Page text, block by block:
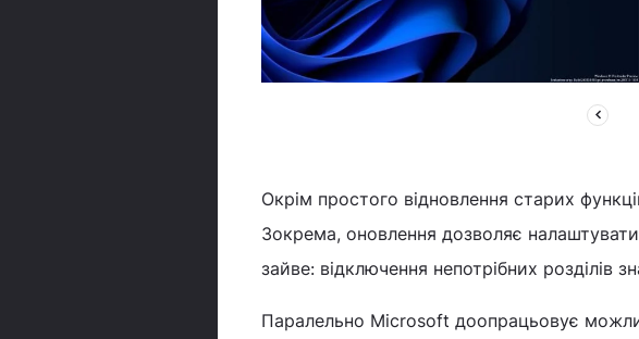
Окрім простого відновлення старих
Зокрема, оновлення дозволяє
зайве: відключення непотрібних розділів
Паралельно Microsoft доопрацьовує